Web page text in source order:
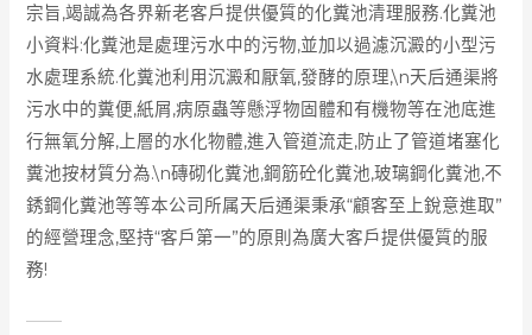
宗旨,竭誠為各界新老客戶提供優質的化糞池清理服務.化糞池
小資料:化糞池是處理污水中的污物,並加以過濾沉澱的小型污
水處理系統.化糞池利用沉澱和厭氧,發酵的原理,\n天后通渠將
污水中的糞便,紙屑,病原蟲等懸浮物固體和有機物等在池底進
行無氧分解,上層的水化物體,進入管道流走,防止了管道堵塞化
糞池按材質分為.\n磚砌化糞池,鋼筋砼化糞池,玻璃鋼化糞池,不
銹鋼化糞池等等本公司所属天后通渠秉承“顧客至上銳意進取”
的經營理念,堅持“客戶第一”的原則為廣大客戶提供優質的服
務!